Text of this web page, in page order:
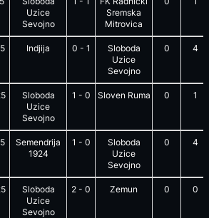
Uzice
Sevojno
Sremska
Mitrovica
Indjija 0 - 1
Sloboda
Uzice
Sevojno
0 4
Sloboda
Uzice
Sevojno
1 - 0 Sloven Ruma 0 1
Semendrija
1924
1 - 0
Sloboda
Uzice
Sevojno
0 4
Sloboda
Uzice
Sevojno
2 - 0 Zemun 0 0